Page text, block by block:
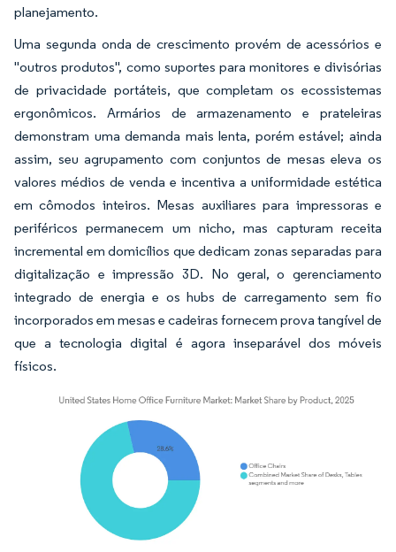
planejamento.
Uma segunda onda de crescimento provém de acessórios e
"outros produtos", como suportes para monitores e divisórias
de privacidade portáteis, que completam os ecossistemas
ergonômicos. Armários de armazenamento e prateleiras
demonstram uma demanda mais lenta, porém estável; ainda
assim, seu agrupamento com conjuntos de mesas eleva os
valores médios de venda e incentiva a uniformidade estética
em cômodos inteiros. Mesas auxiliares para impressoras e
periféricos permanecem um nicho, mas capturam receita
incremental em domicílios que dedicam zonas separadas para
digitalização e impressão 3D. No geral, o gerenciamento
integrado de energia e os hubs de carregamento sem fio
incorporados em mesas e cadeiras fornecem prova tangível de
que a tecnologia digital é agora inseparável dos móveis
físicos.